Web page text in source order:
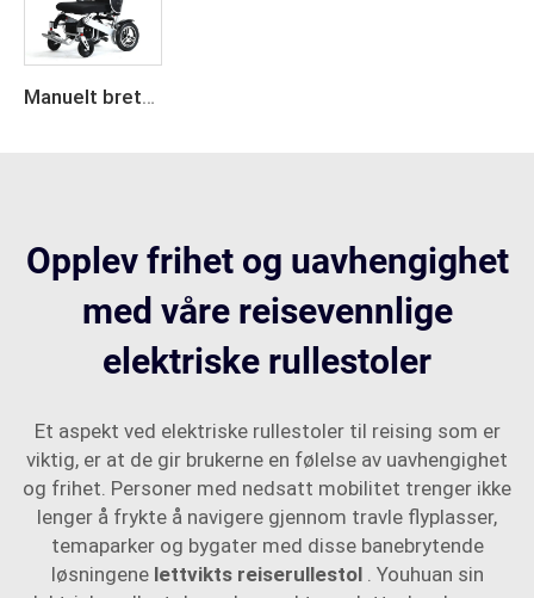
Manuelt brettbar elektrisk rullestol i aluminiumslegering
Opplev frihet og uavhengighet
med våre reisevennlige
elektriske rullestoler
Et aspekt ved elektriske rullestoler til reising som er
viktig, er at de gir brukerne en følelse av uavhengighet
og frihet. Personer med nedsatt mobilitet trenger ikke
lenger å frykte å navigere gjennom travle flyplasser,
temaparker og bygater med disse banebrytende
løsningene lettvikts reiserullestol . Youhuan sin